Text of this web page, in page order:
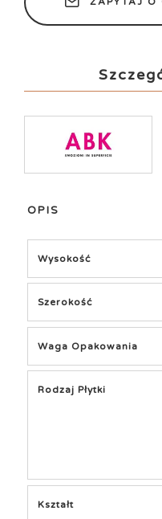
OPIS
Wysokość
Szerokość
Waga Opakowania
Rodzaj Płytki
Kształt